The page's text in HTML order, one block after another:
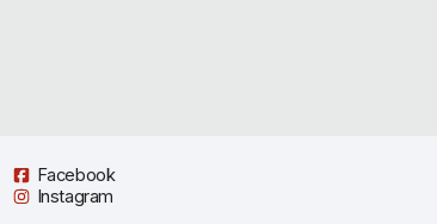
Facebook
Instagram